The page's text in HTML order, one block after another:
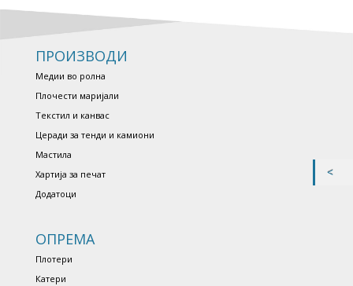
ПРОИЗВОДИ
Медии во ролна
Плочести маријали
Текстил и канвас
Церади за тенди и камиони
Мастила
Хартија за печат
Додатоци
ОПРЕМА
Плотери
Катери